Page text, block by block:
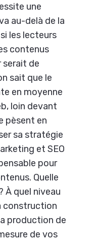
une
au-delà de la
les lecteurs
contenus
serait de
sait que le
en moyenne
loin devant
pèsent en
sa stratégie
et SEO
pour
Quelle
À quel niveau
construction
production de
de vos